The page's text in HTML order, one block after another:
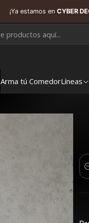
Arma tú ComedorLíneas
¡Ya estamos en CYBER